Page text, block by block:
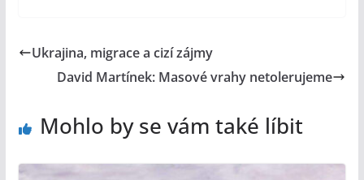
Ukrajina, migrace a cizí zájmy
David Martínek: Masové vrahy netolerujeme
Mohlo by se vám také líbit